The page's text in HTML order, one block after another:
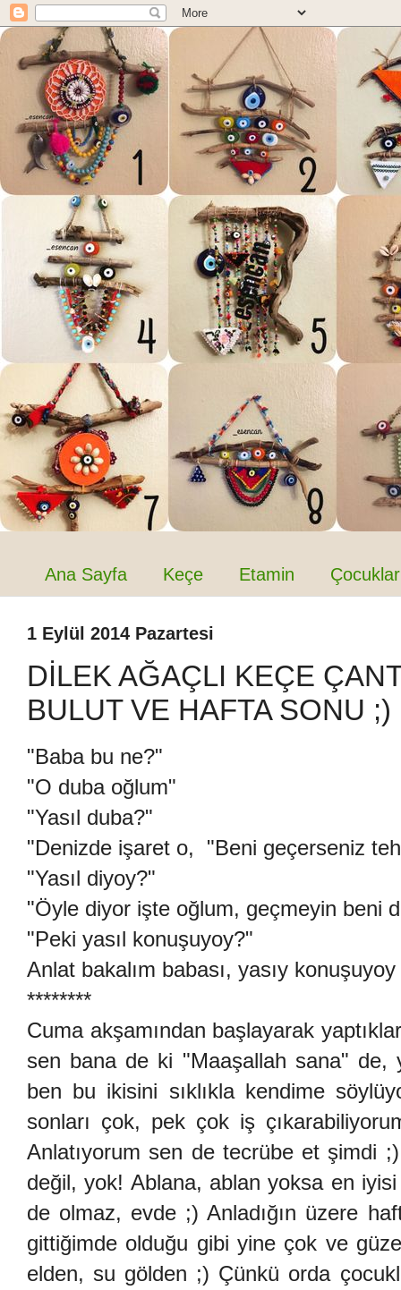
Ana Sayfa Keçe Etamin Çocuklar
1 Eylül 2014 Pazartesi
DİLEK AĞAÇLI KEÇE
BULUT VE HAFTA SONU ;)
"Baba bu ne?"
"O duba oğlum"
"Yasıl duba?"
"Denizde işaret o, "Beni geçerseniz
"Yasıl diyoy?"
"Öyle diyor işte oğlum, geçmeyin beni
"Peki yasıl konuşuyoy?"
Anlat bakalım babası, yasıy
********
Cuma akşamından başlayarak
sen bana de ki "Maaşallah sana"
ben bu ikisini sıklıkla kendime
sonları çok, pek çok iş
Anlatıyorum sen de tecrübe et şimdi
değil, yok! Ablana, ablan yoksa en
de olmaz, evde ;) Anladığın üzere
gittiğimde olduğu gibi yine çok ve
elden, su gölden ;) Çünkü orda